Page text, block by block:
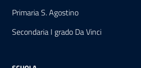
Primaria S. Agostino
Secondaria I grado Da Vinci